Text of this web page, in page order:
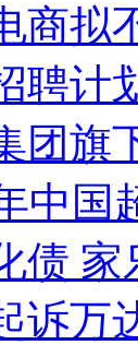
商拟
聘计
团旗
中国
债 家
诉万